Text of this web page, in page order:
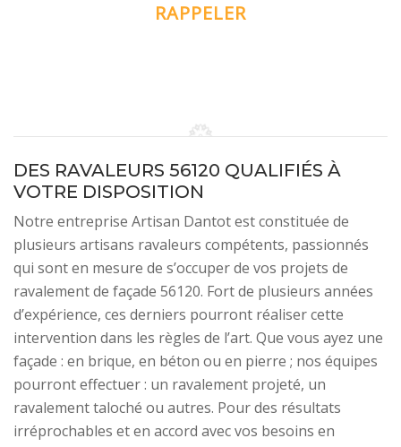
DES RAVALEURS 56120 QUALIFIÉS À
VOTRE DISPOSITION
Notre entreprise Artisan Dantot est constituée de
plusieurs artisans ravaleurs compétents, passionnés
qui sont en mesure de s’occuper de vos projets de
ravalement de façade 56120. Fort de plusieurs années
d’expérience, ces derniers pourront réaliser cette
intervention dans les règles de l’art. Que vous ayez une
façade : en brique, en béton ou en pierre ; nos équipes
pourront effectuer : un ravalement projeté, un
ravalement taloché ou autres. Pour des résultats
irréprochables et en accord avec vos besoins en